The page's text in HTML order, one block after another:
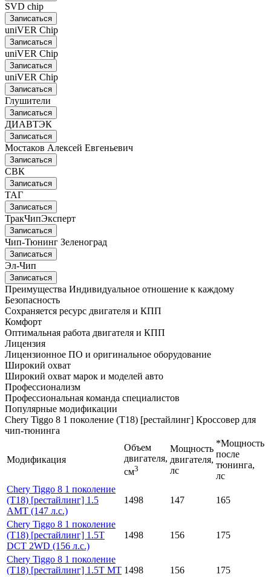
SVD chip
Записаться
uniVER Chip
Записаться
uniVER Chip
Записаться
uniVER Chip
Записаться
Глушители
Записаться
ДИАВТЭК
Записаться
Мостаков Алексей Евгеньевич
Записаться
СВК
Записаться
ТАГ
Записаться
ТракЧипЭксперт
Записаться
Чип-Тюнинг Зеленоград
Записаться
Эл-Чип
Записаться
Преимущества Индивидуальное отношение к каждому
Безопасность
Сохраняется ресурс двигателя и КПП
Комфорт
Оптимальная работа двигателя и КПП
Лицензия
Лицензионное ПО и оригинальное оборудование
Широкий охват
Широкий охват марок и моделей авто
Профессионализм
Профессиональная команда специалистов
Популярные модификации
Chery Tiggo 8 1 поколение (Т18) [рестайлинг] Кроссовер для
чип-тюнинга
Модификация
Объем
двигателя,
см3
Мощность
двигателя,
лс
*Мощность
после
тюнинга,
лс
Chery Tiggo 8 1 поколение
(Т18) [рестайлинг] 1.5
AMT (147 л.с.)
1498 147 165
Chery Tiggo 8 1 поколение
(Т18) [рестайлинг] 1.5T
DCT 2WD (156 л.с.)
1498 156 175
Chery Tiggo 8 1 поколение
(Т18) [рестайлинг] 1.5T MT 1498 156 175